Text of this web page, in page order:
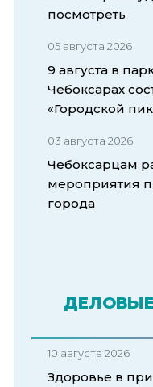
посмотреть
05 августа 2026
9 августа в
Чебоксарах
«Городской
03 августа 2026
Чебоксарцам
мероприятия
города
10 августа 2026
Здоровье в